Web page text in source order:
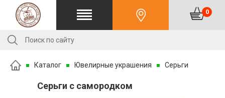
0
Каталог Ювелирные украшения Серьги
Серьги с самородком